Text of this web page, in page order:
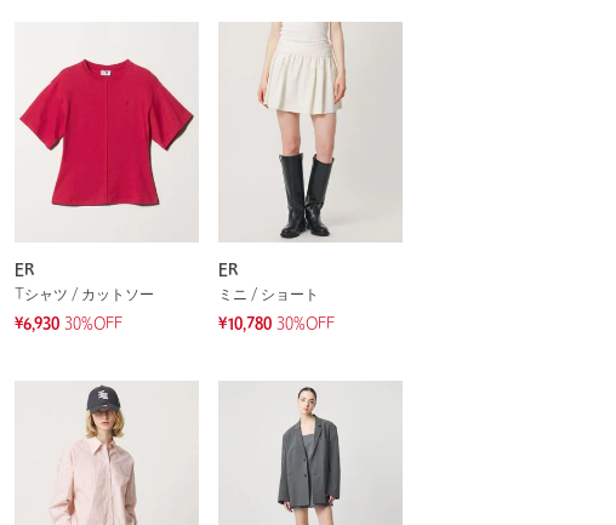
ER
Tシャツ / カットソー
¥6,930 30%OFF
ER
ミニ / ショート
¥10,780 30%OFF